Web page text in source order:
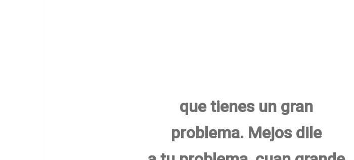
que tienes un gran
problema. Mejos dile